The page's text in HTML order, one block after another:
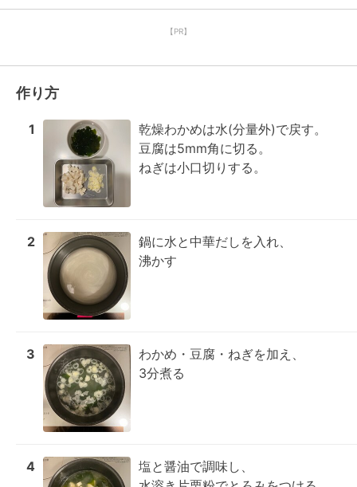
【PR】
作り方
1
乾燥わかめは水(分量外)で戻す。
豆腐は5mm角に切る。
ねぎは小口切りする。
2
鍋に水と中華だしを入れ、
沸かす
3
わかめ・豆腐・ねぎを加え、
3分煮る
4
塩と醤油で調味し、